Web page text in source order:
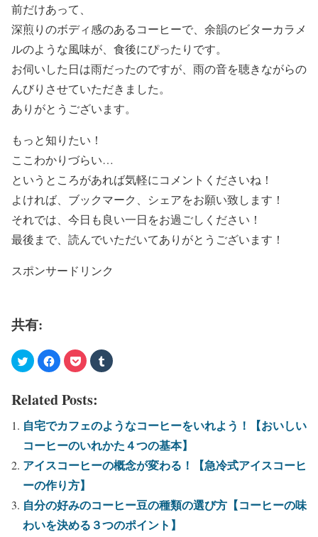
前だけあって、
深煎りのボディ感のあるコーヒーで、余韻のビターカラメ
ルのような風味が、食後にぴったりです。
お伺いした日は雨だったのですが、雨の音を聴きながらの
んびりさせていただきました。
ありがとうございます。
もっと知りたい！
ここわかりづらい…
というところがあれば気軽にコメントくださいね！
よければ、ブックマーク、シェアをお願い致します！
それでは、今日も良い一日をお過ごしください！
最後まで、読んでいただいてありがとうございます！
スポンサードリンク
共有:
Related Posts:
自宅でカフェのようなコーヒーをいれよう！【おいしい
コーヒーのいれかた４つの基本】
アイスコーヒーの概念が変わる！【急冷式アイスコーヒ
ーの作り方】
自分の好みのコーヒー豆の種類の選び方【コーヒーの味
わいを決める３つのポイント】